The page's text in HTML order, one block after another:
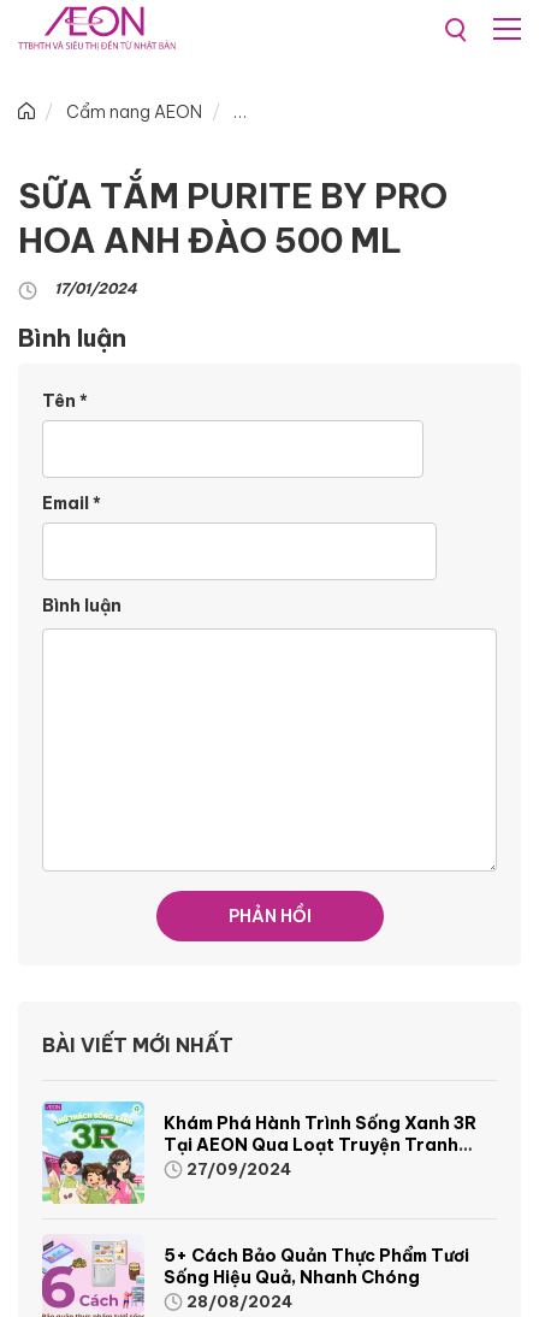
Cẩm nang AEON
SỮA TẮM PURITE BY PRO
HOA ANH ĐÀO 500 ML
17/01/2024
Bình luận
Tên *
Email*
Bình luận
BÀI VIẾT MỚI NHẤT
Khám Phá Hành Trình Sống Xanh 3R
Tại AEON Qua Loạt Truyện Tranh
Sinh Động Và Thú Vị
27/09/2024
5+ Cách Bảo Quản Thực Phẩm Tươi
Sống Hiệu Quả, Nhanh Chóng
28/08/2024